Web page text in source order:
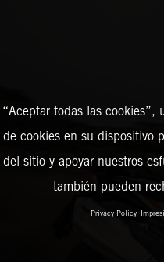
todas las cookies”,
cookies en su dispositivo
sitio y apoyar nuestros
también pueden
Privacy Policy